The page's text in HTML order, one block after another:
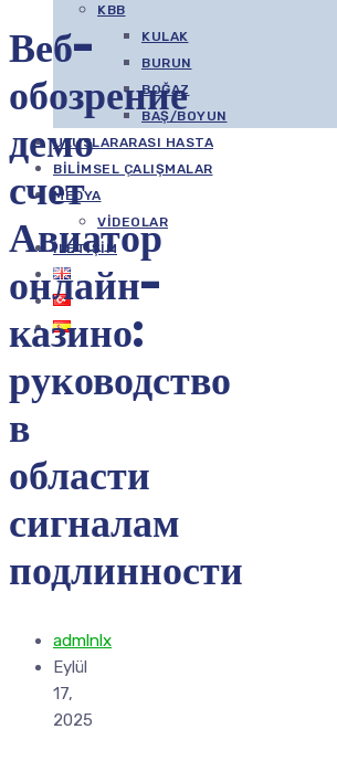
KBB
KULAK
BURUN
BOĞAZ
BAŞ/BOYUN
ULUSLARARASI HASTA
BILIMSEL ÇALIŞMALAR
MEDYA
VIDEOLAR
İLETIŞIM
Веб-
обозрение
демо
счет
Авиатор
онлайн-
казино:
руководство
в
области
сигналам
подлинности
admlnlx
Eylül
17,
2025